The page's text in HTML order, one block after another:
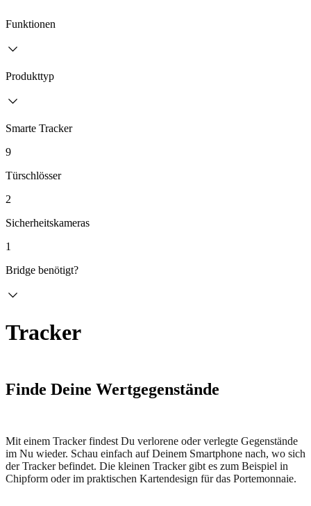
Funktionen
Produkttyp
Smarte Tracker
9
Türschlösser
2
Sicherheitskameras
1
Bridge benötigt?
Tracker
Finde Deine Wertgegenstände
Mit einem Tracker findest Du verlorene oder verlegte Gegenstände
im Nu wieder. Schau einfach auf Deinem Smartphone nach, wo sich
der Tracker befindet. Die kleinen Tracker gibt es zum Beispiel in
Chipform oder im praktischen Kartendesign für das Portemonnaie.